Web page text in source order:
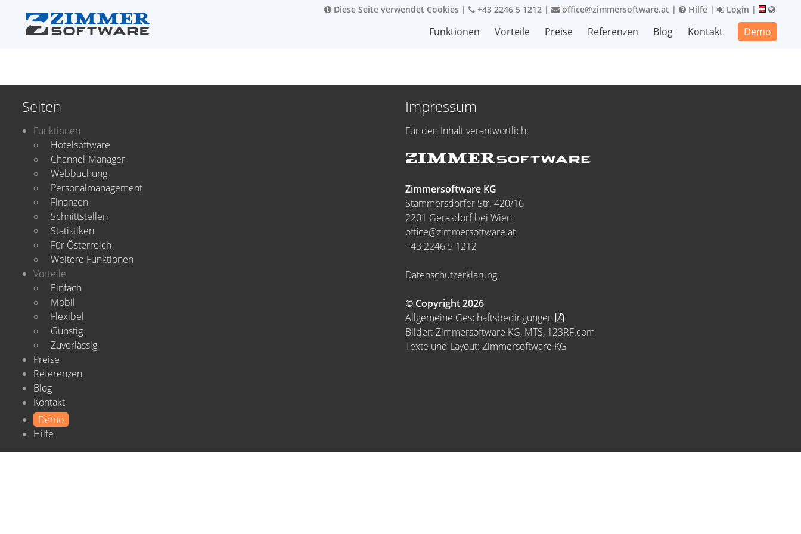
Diese Seite verwendet Cookies | +43 2246 5 1212 | office@zimmersoftware.at | Hilfe | Login |
Funktionen Vorteile Preise Referenzen Blog Kontakt Demo
Seiten
Funktionen
Hotelsoftware
Channel-Manager
Webbuchung
Personalmanagement
Finanzen
Schnittstellen
Statistiken
Für Österreich
Weitere Funktionen
Vorteile
Einfach
Mobil
Flexibel
Günstig
Zuverlässig
Preise
Referenzen
Blog
Kontakt
Demo
Hilfe
Impressum
Für den Inhalt verantwortlich:
Zimmersoftware KG
Stammersdorfer Str. 420/16
2201 Gerasdorf bei Wien
office@zimmersoftware.at
+43 2246 5 1212
Datenschutzerklärung
© Copyright 2026
Allgemeine Geschäftsbedingungen
Bilder: Zimmersoftware KG, MTS, 123RF.com
Texte und Layout: Zimmersoftware KG